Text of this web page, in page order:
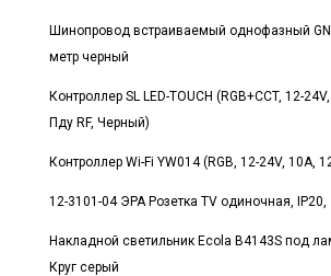
Шинопровод встраиваемый однофазный
метр черный
Контроллер SL LED-TOUCH (RGB+CCT, 12-
Пду RF, Черный)
Контроллер Wi-Fi YW014 (RGB, 12-24V, 10A,
12-3101-04 ЭРА Розетка TV одиночная,
Накладной светильник Ecola B4143S под
Круг серый